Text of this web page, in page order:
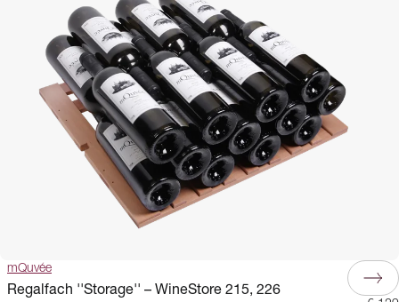
mQuvée
Regalfach ''Storage'' – WineStore 215, 226